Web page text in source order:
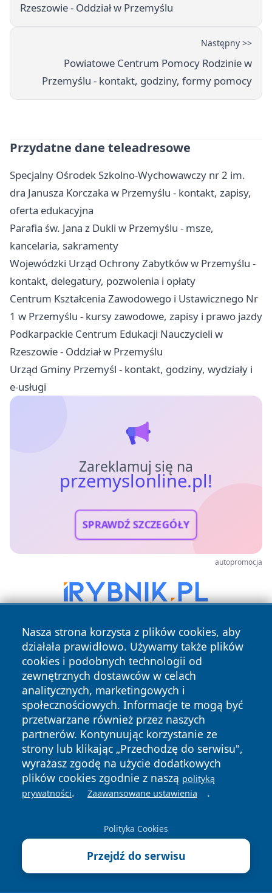
Rzeszowie - Oddział w Przemyślu
Następny >>
Powiatowe Centrum Pomocy Rodzinie w
Przemyślu - kontakt, godziny, formy pomocy
Przydatne dane teleadresowe
Specjalny Ośrodek Szkolno-Wychowawczy nr 2 im.
dra Janusza Korczaka w Przemyślu - kontakt, zapisy,
oferta edukacyjna
Parafia św. Jana z Dukli w Przemyślu - msze,
kancelaria, sakramenty
Wojewódzki Urząd Ochrony Zabytków w Przemyślu -
kontakt, delegatury, pozwolenia i opłaty
Centrum Kształcenia Zawodowego i Ustawicznego Nr
1 w Przemyślu - kursy zawodowe, zapisy i prawo jazdy
Podkarpackie Centrum Edukacji Nauczycieli w
Rzeszowie - Oddział w Przemyślu
Urząd Gminy Przemyśl - kontakt, godziny, wydziały i
e-usługi
Zareklamuj się na
przemyslonline.pl!
SPRAWDŹ SZCZEGÓŁY
autopromocja
Nasza strona korzysta z plików cookies, aby
działała prawidłowo. Używamy także plików
cookies i podobnych technologii od
zewnętrznych dostawców w celach
analitycznych, marketingowych i
społecznościowych. Informacje te mogą być
przetwarzane również przez naszych
partnerów. Kontynuując korzystanie ze
strony lub klikając „Przechodzę do serwisu",
wyrażasz zgodę na użycie dodatkowych
plików cookies zgodnie z naszą polityką
prywatności. Zaawansowane ustawienia .
Polityka Cookies
Przejdź do serwisu
Copyright © 2026 przemyslonline.pl Wszystkie prawa
zastrzeżone.
News Autorzy
Polityka
Prywatności
Polityka
Cookies